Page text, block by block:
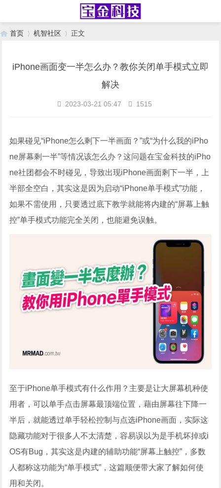
首页 机智社区 正文
iPhone画面变一半怎么办？教你关闭单手模式立即
解决
2023-03-21 05:47 1515
如果碰见“iPhone怎么剩下一半画面？”或“为什么我的iPho
ne屏幕剩一半”等情况该怎么办？这问题在宝金科技的iPho
ne社团都会不时碰见，导致出现iPhone画面剩下一半，上
半部全空白，其实这是因为启动“iPhone单手模式”功能，
如果不需使用，只要透过底下教学就能将内建的“屏幕上触
控”单手模式功能完全关闭，也能避免误触。
至于iPhone单手模式有什么作用？主要是让大屏幕机种使
用者，可以单手点击屏幕最顶端位置，藉由屏幕往下降一
半后，就能透过单手轻松控制与点选iPhone画面，实际这
隐藏功能对于很多人不太清楚，容易误以为是手机坏掉或i
OS有Bug，其实这是内建的辅助功能“屏幕上触控”，多数
人都称这功能为“单手模式”，这篇顺便带大家了解如何使
用和关闭。